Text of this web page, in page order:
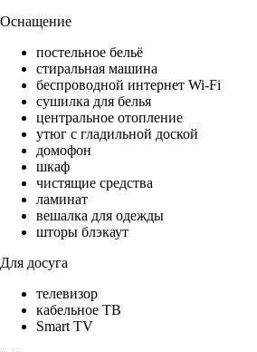
Оснащение
постельное бельё
стиральная машина
беспроводной интернет Wi-Fi
сушилка для белья
центральное отопление
утюг с гладильной доской
домофон
шкаф
чистящие средства
ламинат
вешалка для одежды
шторы блэкаут
Для досуга
телевизор
кабельное ТВ
Smart TV